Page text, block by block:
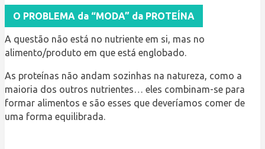
O PROBLEMA da “MODA” da PROTEÍNA
A questão não está no nutriente em si, mas no
alimento/produto em que está englobado.
As proteínas não andam sozinhas na natureza, como a
maioria dos outros nutrientes… eles combinam-se para
formar alimentos e são esses que deveríamos comer de
uma forma equilibrada.